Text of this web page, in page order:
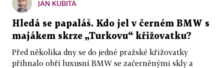
JAN KUBITA
Hledá se papaláš. Kdo jel v černém BMW s
majákem skrze „Turkovu“ křižovatku?
Před několika dny se do jedné pražské křižovatky
přihnalo obří luxusní BMW se začerněnými skly a